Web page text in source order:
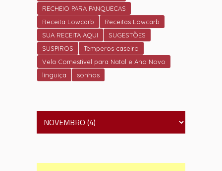
RECHEIO PARA PANQUECAS
Receita Lowcarb
Receitas Lowcarb
SUA RECEITA AQUI
SUGESTÕES
SUSPIROS
Temperos caseiro
Vela Comestivel para Natal e Ano Novo
linguiça
sonhos